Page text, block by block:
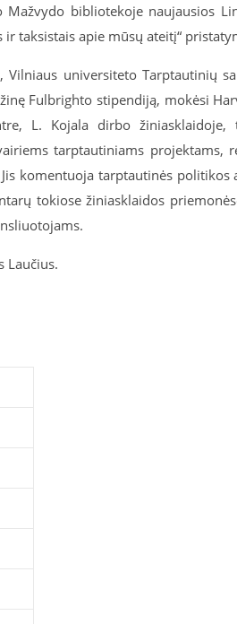
bibliotekoje naujausios
taksistais apie mūsų ateitį“
Vilniaus universiteto Tarptautinių
Fulbrighto stipendiją, mokėsi
L. Kojala dirbo
tarptautiniams projektams,
komentuoja tarptautinės politikos
tokiose žiniasklaidos
Laučius.